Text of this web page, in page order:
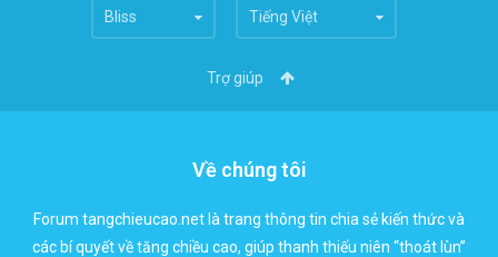
Bliss Tiếng Việt
Trợ giúp
Về chúng tôi
Forum tangchieucao.net là trang thông tin chia sẻ kiến thức và
các bí quyết về tăng chiều cao, giúp thanh thiếu niên “thoát lùn”